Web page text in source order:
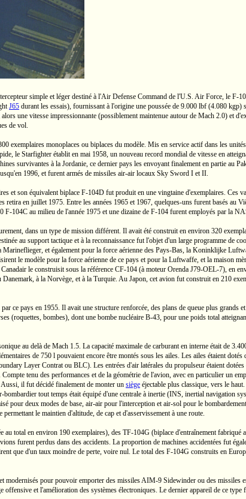
simple et léger destiné à l'Air Defense Command de l'U.S. Air Force, le F-
J65 durant les essais), fournissant à l'origine une poussée de 9.000 lbf (4.080 kgp)
une vitesse impressionnante (possiblement maintenue autour de Mach 2.0) et
de vol.
exemplaires monoplaces ou biplaces du modèle. Mis en service actif dans les
le Starfighter établit en mai 1958, un nouveau record mondial de vitesse en
survivantes à la Jordanie, ce dernier pays les envoyant finalement en partie au
1996, et furent armés de missiles air-air locaux Sky Sword I et II.
et son équivalent biplace F-104D fut produit en une vingtaine d'exemplaires. Ces
retira en juillet 1975. Entre les années 1965 et 1967, quelques-uns furent basés au
F-104C au milieu de l'année 1975 et une dizaine de F-104 furent employés par la
dans un type de mission différent. Il avait été construit en environ 320
au support tactique et à la reconnaissance fut l'objet d'un large programme de
et également pour la force aérienne des Pays-Bas, la Koninklijke
le modèle pour la force aérienne de ce pays et pour la Luftwaffe, et la maison
le construisit sous la référence CF-104 (à moteur Orenda J79-OEL-7), en
à la Norvège, et à la Turquie. Au Japon, cet avion fut construit en 210
ce pays en 1955. Il avait une structure renforcée, des plans de queue plus grands
(roquettes, bombes), dont une bombe nucléaire B-43, pour une poids total
au delà de Mach 1.5. La capacité maximale de carburant en interne était de
de 750 l pouvaient encore être montés sous les ailes. Les ailes étaient
Layer Contrat ou BLC). Les entrées d'air latérales du propulseur étaient
tenu des performances et de la géométrie de l'avion, avec en particulier un
il fut décidé finalement de monter un siège éjectable plus classique, vers le
bombardier tout temps était équipé d'une centrale à inertie (INS, inertial navigation
pour deux modes de base, air-air pour l'interception etair-sol pour le
le maintien d'altitude, de cap et d'asservissement à une route.
au total en environ 190 exemplaires), des TF-104G (biplace d'entraînement fabriqué
furent perdus dans des accidents. La proportion de machines accidentées fut
que d'un taux moindre de perte, voire nul. Le total des F-104G construits en
modernisés pour pouvoir emporter des missilesAIM-9 Sidewinder ou des missiles
offensive et l'amélioration des systèmes électroniques. Le dernier appareil de ce